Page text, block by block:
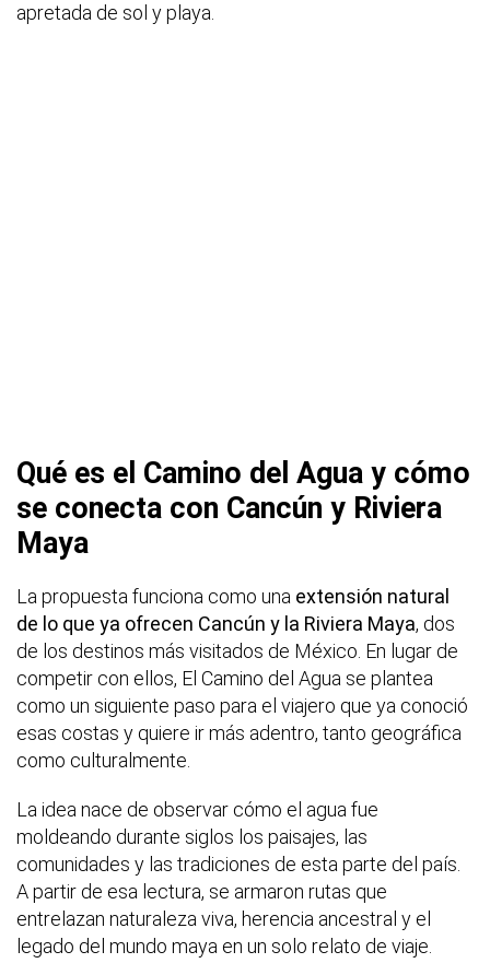
apretada de sol y playa.
Qué es el Camino del Agua y cómo
se conecta con Cancún y Riviera
Maya
La propuesta funciona como una extensión natural
de lo que ya ofrecen Cancún y la Riviera Maya, dos
de los destinos más visitados de México. En lugar de
competir con ellos, El Camino del Agua se plantea
como un siguiente paso para el viajero que ya conoció
esas costas y quiere ir más adentro, tanto geográfica
como culturalmente.
La idea nace de observar cómo el agua fue
moldeando durante siglos los paisajes, las
comunidades y las tradiciones de esta parte del país.
A partir de esa lectura, se armaron rutas que
entrelazan naturaleza viva, herencia ancestral y el
legado del mundo maya en un solo relato de viaje.